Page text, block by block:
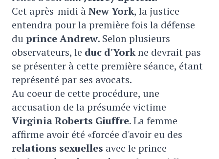
Cet après-midi àNew York, la justice
entendra pour la première fois la défense
duprince Andrew. Selon plusieurs
observateurs, le duc d'Yorkne devrait pas
se présenter à cette première séance, étant
représenté par ses avocats.
Au coeur de cette procédure, une
accusation de la présumée victime
Virginia Roberts Giuffre. La femme
affirme avoir été «forcée d'avoir eu des
relations sexuelles avec le prince